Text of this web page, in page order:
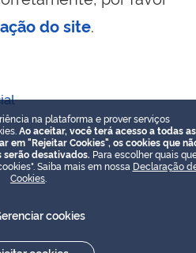
do site.
na plataforma e prover serviços
Ao aceitar, você terá acesso a todas as
em "Rejeitar Cookies", os cookies que
desativados. Para escolher quais
Saiba mais em nossa Declaração
Cookies
cookies